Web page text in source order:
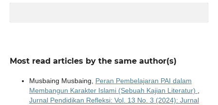
Most read articles by the same author(s)
Musbaing Musbaing, Peran Pembelajaran PAI dalam
Membangun Karakter Islami (Sebuah Kajian Literatur)
Jurnal Pendidikan Refleksi: Vol. 13 No. 3 (2024): Jurnal